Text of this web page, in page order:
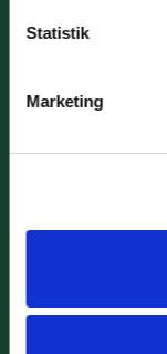
Statistik
Marketing